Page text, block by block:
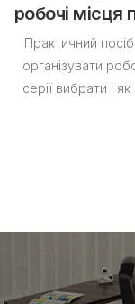
робочі місця
Практичний
організувати
серії вибрати і